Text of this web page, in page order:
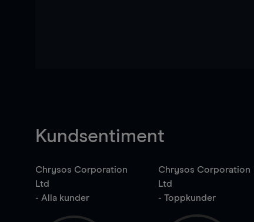
Kundsentiment
Chrysos Corporation
Ltd
- Alla kunder
Chrysos Corporation
Ltd
- Toppkunder